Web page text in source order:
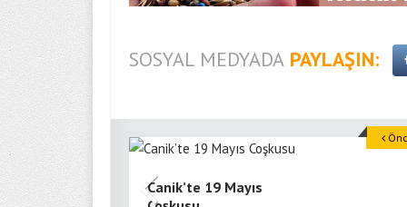
SOSYAL MEDYADA PAYLAŞIN:
Canik’te 19 Mayıs